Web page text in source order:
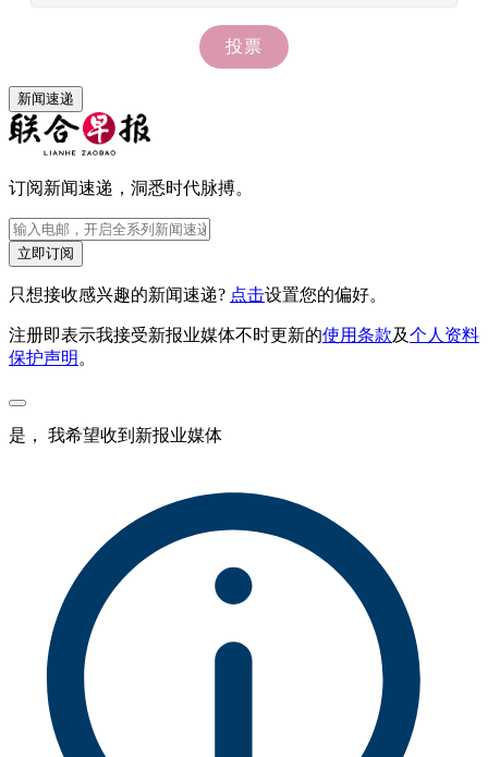
新闻速递
订阅新闻速递，洞悉时代脉搏。
立即订阅
只想接收感兴趣的新闻速递? 点击设置您的偏好。
注册即表示我接受新报业媒体不时更新的使用条款及个人资料
保护声明 。
是， 我希望收到新报业媒体